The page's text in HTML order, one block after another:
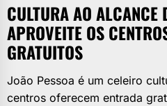
CULTURA AO ALCANCE
APROVEITE OS
GRATUITOS
João Pessoa é um celeiro
centros oferecem entrada